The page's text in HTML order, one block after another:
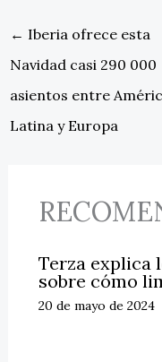
← Iberia ofrece esta
Navidad casi 290 000
asientos entre
Latina y Europa
Terza explica
sobre cómo
20 de mayo de 2024